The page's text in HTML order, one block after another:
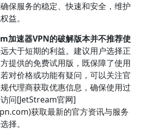
保服务的稳定、快速和安全，维护
益。
加速器VPN的破解版本并不推荐使
大于短期的利益。建议用户选择正
提供的免费试用版，既保障了使用
对价格或功能有疑问，可以关注官
代理商获取优惠信息，确保使用过
问[JetStream官网]
获取最新的官方资讯与服务
择。